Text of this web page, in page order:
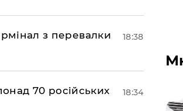
з перевалки
18:38
70 російських
18:34